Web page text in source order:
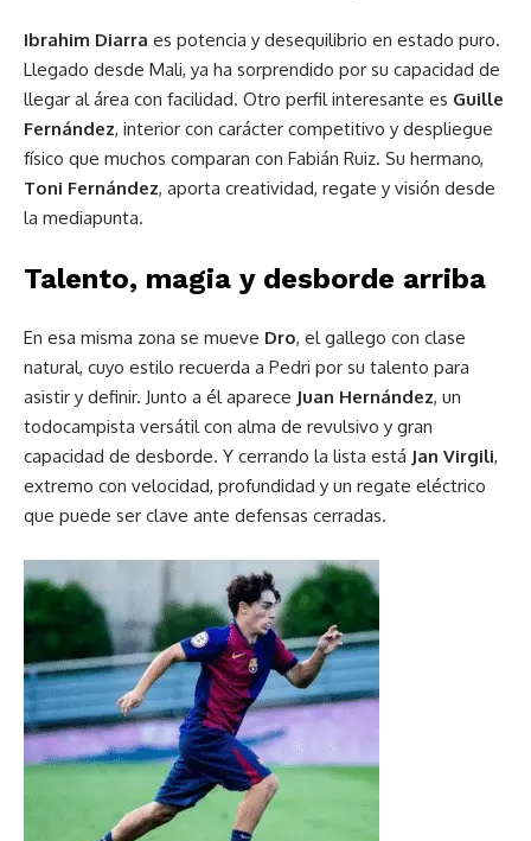
Ibrahim Diarra es potencia y desequilibrio en estado puro.
Llegado desde Mali, ya ha sorprendido por su capacidad de
llegar al área con facilidad. Otro perfil interesante es Guille
Fernández, interior con carácter competitivo y despliegue
físico que muchos comparan con Fabián Ruiz. Su hermano,
Toni Fernández, aporta creatividad, regate y visión desde
la mediapunta.
Talento, magia y desborde arriba
En esa misma zona se mueve Dro, el gallego con clase
natural, cuyo estilo recuerda a Pedri por su talento para
asistir y definir. Junto a él aparece Juan Hernández, un
todocampista versátil con alma de revulsivo y gran
capacidad de desborde. Y cerrando la lista está Jan Virgili,
extremo con velocidad, profundidad y un regate eléctrico
que puede ser clave ante defensas cerradas.